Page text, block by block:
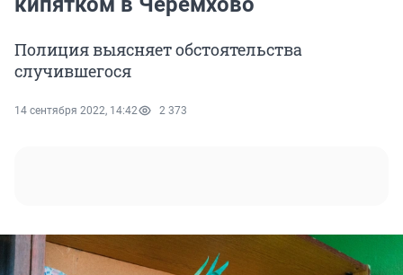
Полиция выясняет обстоятельства
случившегося
14 сентября 2022, 14:42 2 373